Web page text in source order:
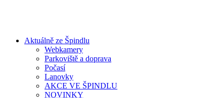
Aktuálně ze Špindlu
Webkamery
Parkoviště a doprava
Počasí
Lanovky
AKCE VE ŠPINDLU
NOVINKY